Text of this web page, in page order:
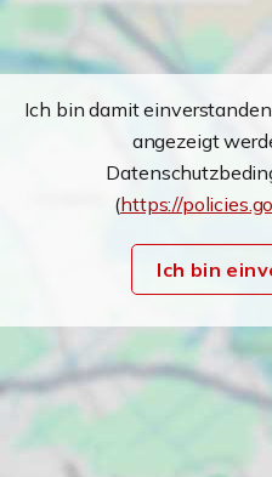
Ich bin damit
angezeigt
(https://
Ich bin